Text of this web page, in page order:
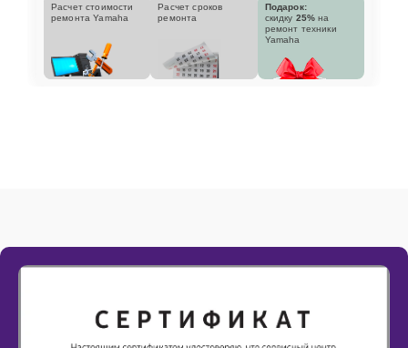
Расчет стоимости
ремонта Yamaha
Расчет сроков
ремонта
Подарок:
скидку 25% на
ремонт техники
Yamaha